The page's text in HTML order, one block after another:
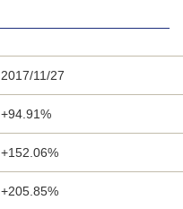
2017/11/27
+94.91%
+152.06%
+205.85%